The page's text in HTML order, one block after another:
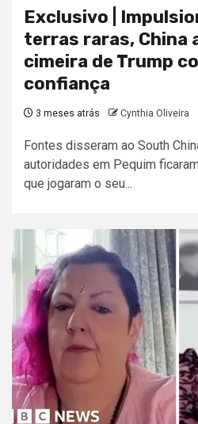
Exclusivo |
terras raras, China
cimeira de Trump
confiança
3 meses atrás Cynthia Oliveira
Fontes disseram ao South
autoridades em Pequim
que jogaram o seu...